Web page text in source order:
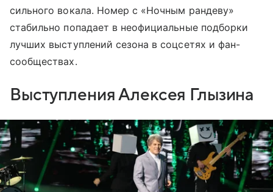
сильного вокала. Номер с «Ночным рандеву»
стабильно попадает в неофициальные подборки
лучших выступлений сезона в соцсетях и фан-
сообществах.
Выступления Алексея Глызина